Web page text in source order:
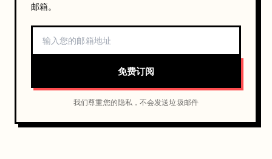
邮箱。
免费订阅
我们尊重您的隐私，不会发送垃圾邮件